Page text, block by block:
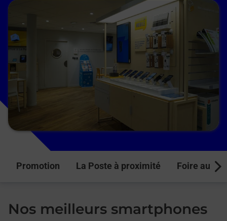
Promotion La Poste à proximité Foire aux
Nos meilleurs smartphones